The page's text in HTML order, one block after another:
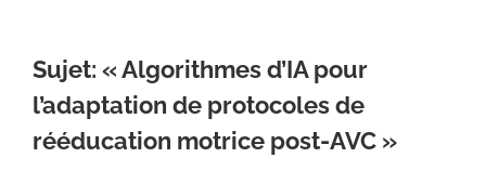
Sujet: «Algorithmes d’IA pour
l’adaptation de protocoles de
rééducation motrice post-AVC »